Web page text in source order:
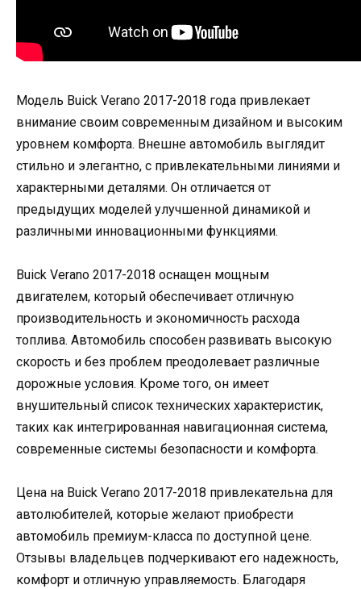
Модель Buick Verano 2017-2018 года привлекает
внимание своим современным дизайном и высоким
уровнем комфорта. Внешне автомобиль выглядит
стильно и элегантно, с привлекательными линиями и
характерными деталями. Он отличается от
предыдущих моделей улучшенной динамикой и
различными инновационными функциями.
Buick Verano 2017-2018 оснащен мощным
двигателем, который обеспечивает отличную
производительность и экономичность расхода
топлива. Автомобиль способен развивать высокую
скорость и без проблем преодолевает различные
дорожные условия. Кроме того, он имеет
внушительный список технических характеристик,
таких как интегрированная навигационная система,
современные системы безопасности и комфорта.
Цена на Buick Verano 2017-2018 привлекательна для
автолюбителей, которые желают приобрести
автомобиль премиум-класса по доступной цене.
Отзывы владельцев подчеркивают его надежность,
комфорт и отличную управляемость. Благодаря